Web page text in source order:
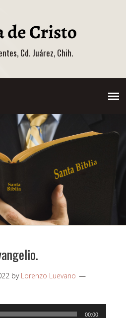
Cd. Juárez, Chih.
by Lorenzo Luevano
00:00